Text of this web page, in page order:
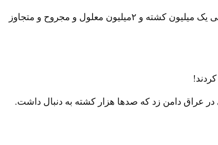
به همراه خمینی سردمدار جنگی بین ایران و عراق بود که در این جنگ بنا به آمار مقاومت ایران در طرف ایرانی یک میلیون کشته و ۲میلیون معلول و مجروح و متجاوز
مذهبی داخلی در عراق دامن زد که صدها هزار کشته به دنبال داشت.